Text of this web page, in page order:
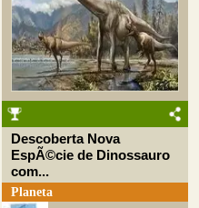
Descoberta Nova
EspÃ©cie de Dinossauro
com...
Planeta